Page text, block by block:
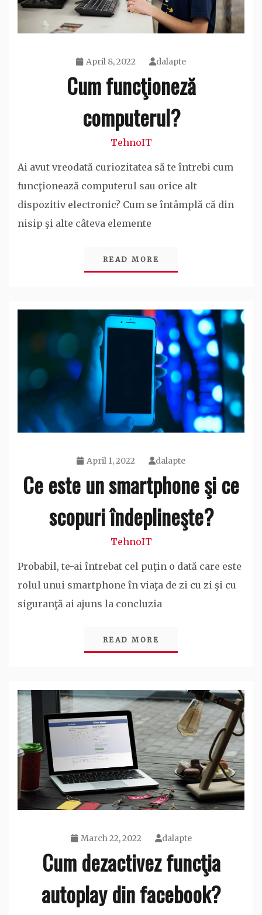
April 8, 2022 dalapte
Cum funcţioneză
computerul?
TehnoIT
Ai avut vreodată curiozitatea să te întrebi cum
funcţionează computerul sau orice alt
dispozitiv electronic? Cum se întâmplă că din
nisip şi alte câteva elemente
READ MORE
April 1, 2022 dalapte
Ce este un smartphone şi ce
scopuri îndeplineşte?
TehnoIT
Probabil, te-ai întrebat cel puţin o dată care este
rolul unui smartphone în viaţa de zi cu zi şi cu
siguranţă ai ajuns la concluzia
READ MORE
March 22, 2022 dalapte
Cum dezactivez funcţia
autoplay din facebook?